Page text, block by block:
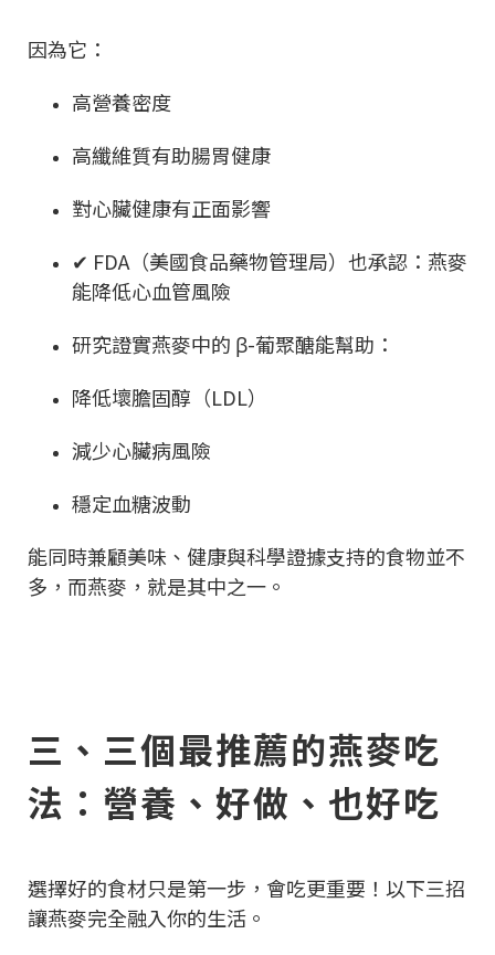
因為它：
高營養密度
高纖維質有助腸胃健康
對心臟健康有正面影響
✔ FDA（美國食品藥物管理局）也承認：燕麥
能降低心血管風險
研究證實燕麥中的 β-葡聚醣能幫助：
降低壞膽固醇（LDL）
減少心臟病風險
穩定血糖波動
能同時兼顧美味、健康與科學證據支持的食物並不
多，而燕麥，就是其中之一。
三、三個最推薦的燕麥吃
法：營養、好做、也好吃
選擇好的食材只是第一步，會吃更重要！以下三招
讓燕麥完全融入你的生活。